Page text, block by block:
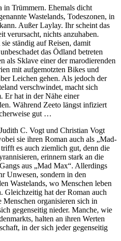
Trümmern. Ehemals dicht
Wastelands, Todeszonen, in
Außer Laylay. Ihr scheint das
verursacht, nichts anzuhaben.
ständig auf Reisen, damit
das Ödland betreten
als Sklave einer der marodierenden
mit aufgemotzten Bikes und
Leichen gehen. Als jedoch der
verschwindet, macht sich
Er hat in der Nähe einer
Während Zeeto längst infiziert
gut …
C. Vogt und Christian Vogt
sie ihren Roman auch als „Mad-
es auch ziemlich gut, denn die
erinnern stark an die
aus „Mad Max“. Allerdings
Unwesen, sondern in den
Wastelands, wo Menschen leben
Gleichzeitig hat der Roman auch
organisieren sich in
gegenseitig nieder. Manche, wie
halten an ihren Werten
in der sich jeder gegenseitig